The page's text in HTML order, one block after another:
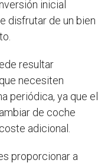
inicial
disfrutar de un bien
resultar
necesiten
periódica, ya que el
de coche
adicional.
proporcionar a